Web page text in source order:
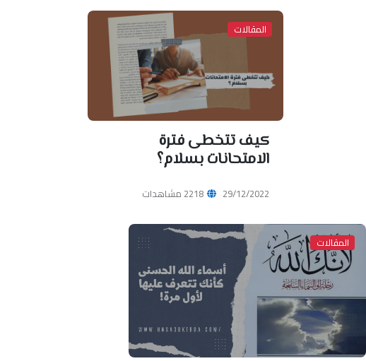
المقالات
كيف تتخطى فترة
الامتحانات بسلام؟
29/12/2022 2218 مشاهدات
المقالات